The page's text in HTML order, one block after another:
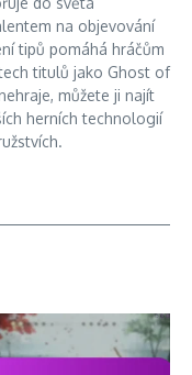
na objevování
tipů pomáhá hráčům
titulů jako Ghost of
můžete ji najít
herních technologií